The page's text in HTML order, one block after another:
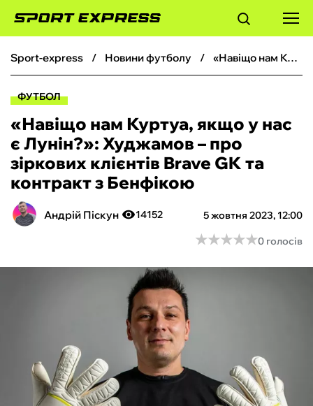
ФУТБОЛ
БОКС
ХОКЕЙ
ТЕНІС
КІБЕРСПОРТ
ІНШІ
sport-express новини футболу «Навіщо нам Куртуа, якщо у нас є Лунін?»: Худжамов – про зіркових клієнтів Brave GK та контракт з Бенфікою
ФУТБОЛ
«Навіщо нам Куртуа, якщо у нас
є Лунін?»: Худжамов – про
зіркових клієнтів Brave GK та
контракт з Бенфікою
Андрій Піскун 5 жовтня 2023, 12:00
14152
★★★★★
★★★★★0 голосів